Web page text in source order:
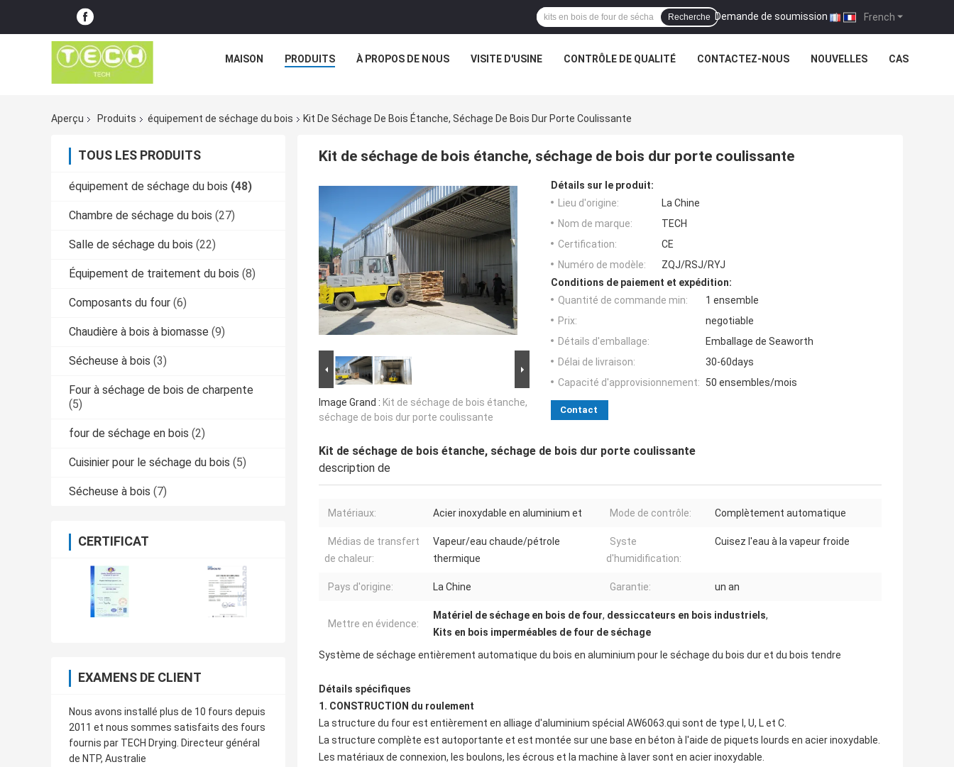
French
Demande de soumission |
Recherche
MAISON PRODUITS À PROPOS DE NOUS VISITE D'USINE CONTRÔLE DE QUALITÉ CONTACTEZ-NOUS NOUVELLES CAS
Aperçu Produits équipement de séchage du bois Kit De Séchage De Bois Étanche, Séchage De Bois Dur Porte Coulissante
TOUS LES PRODUITS
équipement de séchage du bois (48)
Chambre de séchage du bois (27)
Salle de séchage du bois (22)
Équipement de traitement du bois (8)
Composants du four (6)
Chaudière à bois à biomasse (9)
Sécheuse à bois (3)
Four à séchage de bois de charpente
(5)
four de séchage en bois (2)
Cuisinier pour le séchage du bois (5)
Sécheuse à bois (7)
CERTIFICAT
EXAMENS DE CLIENT
Nous avons installé plus de 10 fours depuis
2011 et nous sommes satisfaits des fours
fournis par TECH Drying. Directeur général
de NTP, Australie
Kit de séchage de bois étanche, séchage de bois dur porte coulissante
Image Grand : Kit de séchage de bois étanche,
séchage de bois dur porte coulissante
Détails sur le produit:
Lieu d'origine:
La Chine
Nom de marque:
TECH
Certification:
CE
Numéro de modèle:
ZQJ/RSJ/RYJ
Conditions de paiement et expédition:
Quantité de commande min:
1 ensemble
Prix:
negotiable
Détails d'emballage:
Emballage de Seaworth
Délai de livraison:
30-60days
Capacité d'approvisionnement:
50 ensembles/mois
Contact
Kit de séchage de bois étanche, séchage de bois dur porte coulissante
description de
Matériaux: Acier inoxydable en aluminium et Mode de contrôle: Complètement automatique
Médias de transfert
de chaleur:
Vapeur/eau chaude/pétrole
thermique
Syste
d'humidification:
Cuisez l'eau à la vapeur froide
Pays d'origine: La Chine Garantie: un an
Mettre en évidence:
Matériel de séchage en bois de four, dessiccateurs en bois industriels,
Kits en bois imperméables de four de séchage
Système de séchage entièrement automatique du bois en aluminium pour le séchage du bois dur et du bois tendre
Détails spécifiques
1. CONSTRUCTION du roulement
La structure du four est entièrement en alliage d'aluminium spécial AW6063.qui sont de type I, U, L et C.
La structure complète est autoportante et est montée sur une base en béton à l'aide de piquets lourds en acier inoxydable.
Les matériaux de connexion, les boulons, les écrous et la machine à laver sont en acier inoxydable.